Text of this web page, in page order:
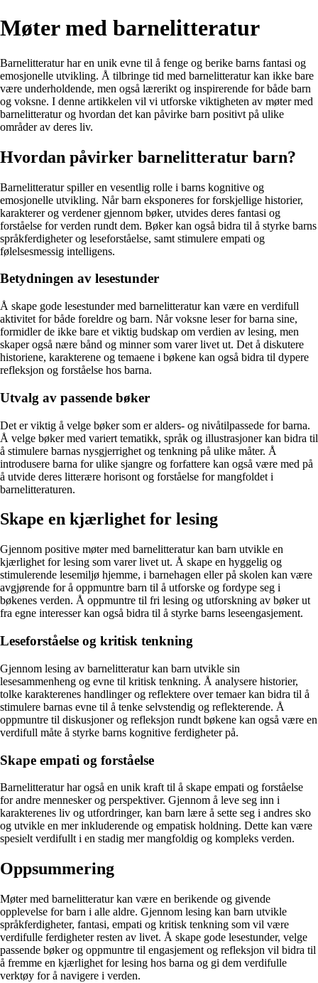
Møter med barnelitteratur
Barnelitteratur har en unik evne til å fenge og berike barns fantasi og
emosjonelle utvikling. Å tilbringe tid med barnelitteratur kan ikke bare
være underholdende, men også lærerikt og inspirerende for både barn
og voksne. I denne artikkelen vil vi utforske viktigheten av møter med
barnelitteratur og hvordan det kan påvirke barn positivt på ulike
områder av deres liv.
Hvordan påvirker barnelitteratur barn?
Barnelitteratur spiller en vesentlig rolle i barns kognitive og
emosjonelle utvikling. Når barn eksponeres for forskjellige historier,
karakterer og verdener gjennom bøker, utvides deres fantasi og
forståelse for verden rundt dem. Bøker kan også bidra til å styrke barns
språkferdigheter og leseforståelse, samt stimulere empati og
følelsesmessig intelligens.
Betydningen av lesestunder
Å skape gode lesestunder med barnelitteratur kan være en verdifull
aktivitet for både foreldre og barn. Når voksne leser for barna sine,
formidler de ikke bare et viktig budskap om verdien av lesing, men
skaper også nære bånd og minner som varer livet ut. Det å diskutere
historiene, karakterene og temaene i bøkene kan også bidra til dypere
refleksjon og forståelse hos barna.
Utvalg av passende bøker
Det er viktig å velge bøker som er alders- og nivåtilpassede for barna.
Å velge bøker med variert tematikk, språk og illustrasjoner kan bidra til
å stimulere barnas nysgjerrighet og tenkning på ulike måter. Å
introdusere barna for ulike sjangre og forfattere kan også være med på
å utvide deres litterære horisont og forståelse for mangfoldet i
barnelitteraturen.
Skape en kjærlighet for lesing
Gjennom positive møter med barnelitteratur kan barn utvikle en
kjærlighet for lesing som varer livet ut. Å skape en hyggelig og
stimulerende lesemiljø hjemme, i barnehagen eller på skolen kan være
avgjørende for å oppmuntre barn til å utforske og fordype seg i
bøkenes verden. Å oppmuntre til fri lesing og utforskning av bøker ut
fra egne interesser kan også bidra til å styrke barns leseengasjement.
Leseforståelse og kritisk tenkning
Gjennom lesing av barnelitteratur kan barn utvikle sin
lesesammenheng og evne til kritisk tenkning. Å analysere historier,
tolke karakterenes handlinger og reflektere over temaer kan bidra til å
stimulere barnas evne til å tenke selvstendig og reflekterende. Å
oppmuntre til diskusjoner og refleksjon rundt bøkene kan også være en
verdifull måte å styrke barns kognitive ferdigheter på.
Skape empati og forståelse
Barnelitteratur har også en unik kraft til å skape empati og forståelse
for andre mennesker og perspektiver. Gjennom å leve seg inn i
karakterenes liv og utfordringer, kan barn lære å sette seg i andres sko
og utvikle en mer inkluderende og empatisk holdning. Dette kan være
spesielt verdifullt i en stadig mer mangfoldig og kompleks verden.
Oppsummering
Møter med barnelitteratur kan være en berikende og givende
opplevelse for barn i alle aldre. Gjennom lesing kan barn utvikle
språkferdigheter, fantasi, empati og kritisk tenkning som vil være
verdifulle ferdigheter resten av livet. Å skape gode lesestunder, velge
passende bøker og oppmuntre til engasjement og refleksjon vil bidra til
å fremme en kjærlighet for lesing hos barna og gi dem verdifulle
verktøy for å navigere i verden.